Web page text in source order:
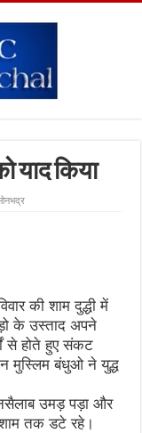
याद किया
की शाम दुद्धी में
के उस्ताद अपने
से होते हुए संकट
मुस्लिम बंधुओ ने युद्ध
उमड़ पड़ा और
तक डटे रहे।